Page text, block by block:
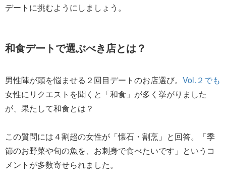
デートに挑むようにしましょう。
和食デートで選ぶべき店とは？
男性陣が頭を悩ませる２回目デートのお店選び。 Vol.２でも
女性にリクエストを聞くと「和食」が多く挙がりました
が、果たして和食とは？
この質問には４割超の女性が「懐石・割烹」と回答。「季
節のお野菜や旬の魚を、お刺身で食べたいです」というコ
メントが多数寄せられました。